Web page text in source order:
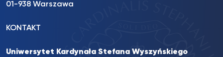
01-938 Warszawa
KONTAKT
Uniwersytet Kardynała Stefana Wyszyńskiego